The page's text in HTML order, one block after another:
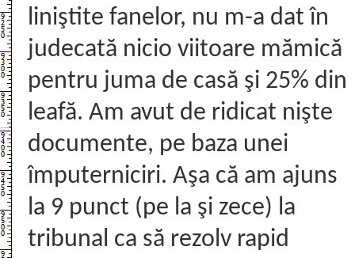
liniştite fanelor, nu m-a dat în
judecată nicio viitoare mămică
pentru juma de casă şi 25% din
leafă. Am avut de ridicat nişte
documente, pe baza unei
împuterniciri. Aşa că am ajuns
la 9 punct (pe la şi zece) la
tribunal ca să rezolv rapid